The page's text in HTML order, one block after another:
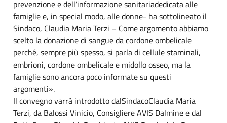
prevenzione e dell’informazione sanitariadedicata alle
famiglie e, in special modo, alle donne- ha sottolineato il
Sindaco, Claudia Maria Terzi – Come argomento abbiamo
scelto la donazione di sangue da cordone ombelicale
perché, sempre più spesso, si parla di cellule staminali,
embrioni, cordone ombelicale e midollo osseo, ma la
famiglie sono ancora poco informate su questi
argomenti».
Il convegno varrà introdotto dalSindacoClaudia Maria
Terzi, da Balossi Vinicio, Consigliere AVIS Dalmine e dal